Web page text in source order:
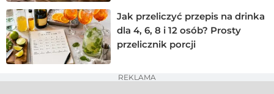
Jak przeliczyć przepis na drinka
dla 4, 6, 8 i 12 osób? Prosty
przelicznik porcji
REKLAMA